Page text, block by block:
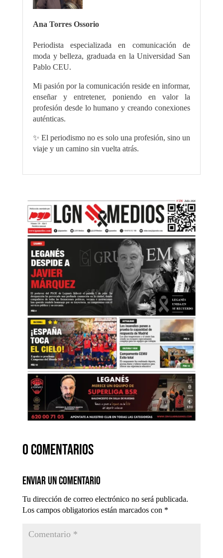
Ana Torres Ossorio
Periodista especializada en comunicación de
moda y belleza, graduada en la Universidad San
Pablo CEU.
Mi pasión por la comunicación reside en informar,
enseñar y entretener, poniendo en valor la
profesión desde lo humano y creando conexiones
auténticas.
✨ El periodismo no es solo una profesión, sino un
viaje y un camino sin vuelta atrás.
0 comentarios
Enviar un comentario
Tu dirección de correo electrónico no será publicada.
Los campos obligatorios están marcados con *